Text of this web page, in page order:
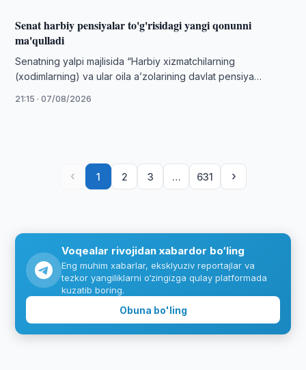
Senat harbiy pensiyalar to'g'risidagi yangi qonunni
ma'qulladi
Senatning yalpi majlisida “Harbiy xizmatchilarning
(xodimlarning) va ular oila aʼzolarining davlat pensiya
21:15 · 07/08/2026
‹ 1 2 3 … 631 ›
Voqealar rivojidan xabardor bo‘ling
Eng muhim xabarlar, eksklyuziv reportajlar va
tezkor yangiliklarni o‘zingizga qulay platformada
kuzatib boring.
Obuna bo'ling